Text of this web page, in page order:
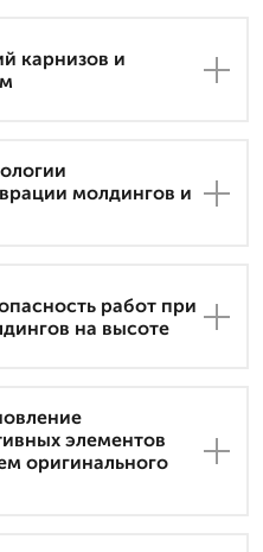
карнизов и
молдингов и
работ при
на высоте
элементов
оригинального